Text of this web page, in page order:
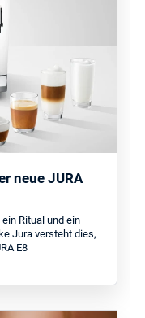
neue JURA
Ritual und ein
Jura versteht dies,
E8